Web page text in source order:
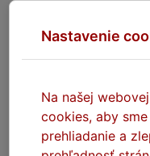
ODPORÚČANÉ
Nastavenie
Na našej
cookies, aby
prehliadanie a